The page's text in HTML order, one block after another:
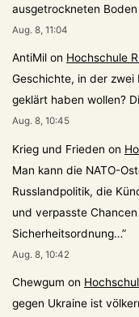
ausgetrockneten
Aug. 8, 11:04
AntiMil on Hochschule
Geschichte, in der zwei
geklärt haben wollen?
Aug. 8, 10:45
Krieg und Frieden on
Man kann die NATO-
Russlandpolitik, die
und verpasste
Sicherheitsordnung…”
Aug. 8, 10:42
Chewgum on
gegen Ukraine ist